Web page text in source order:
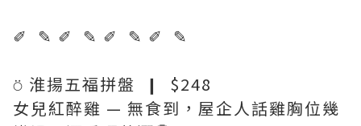
✐ ✎ ✐ ✎ ✐ ✎ ✐ ✎
⍥ 淮揚五福拼盤 ❙ $248
女兒紅醉雞 — 無食到，屋企人話雞胸位幾